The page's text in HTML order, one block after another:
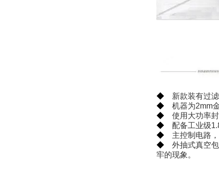
◆ 新款装有过
◆ 机器为2mm
◆ 使用大功率
◆ 配备工业级
◆ 主控制电路
◆ 外抽式真空
牢的现象。